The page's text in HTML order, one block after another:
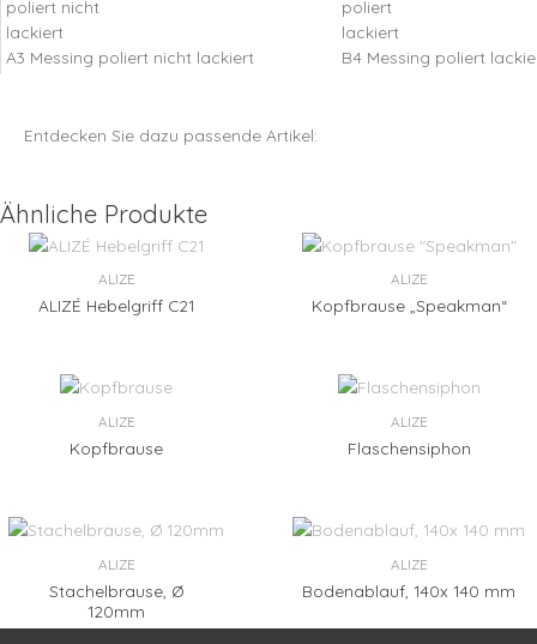
A3 Messing poliert nicht lackiert B4 Messing poliert
Entdecken Sie dazu passende Artikel:
Ähnliche Produkte
ALIZE
ALIZÉ Hebelgriff C21
ALIZE
Kopfbrause „Speakman“
ALIZE
Kopfbrause
ALIZE
Flaschensiphon
ALIZE
Stachelbrause, Ø
120mm
ALIZE
Bodenablauf, 140x 140 mm